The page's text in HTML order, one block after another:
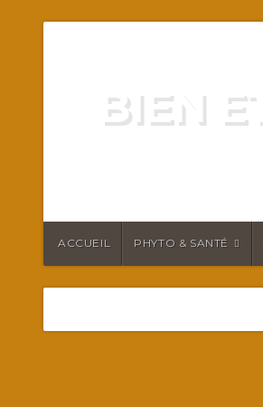
BIEN
ACCUEIL PHYTO & SANTÉ